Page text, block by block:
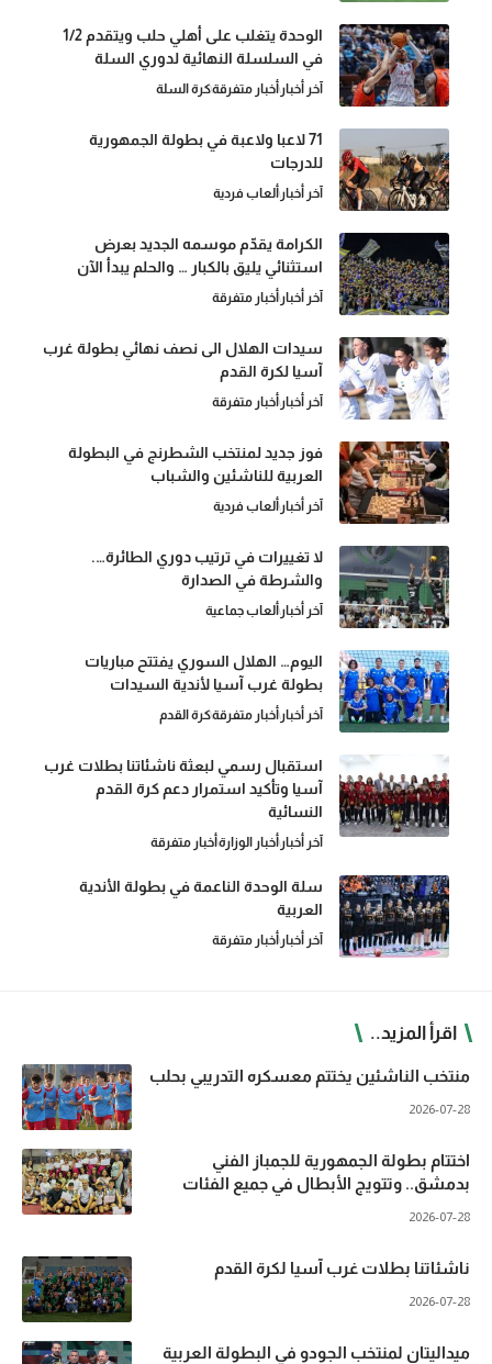
الوحدة يتغلب على أهلي حلب ويتقدم 1/2
في السلسلة النهائية لدوري السلة
آخر أخبارأخبار متفرقةكرة السلة
71 لاعبا ولاعبة في بطولة الجمهورية
للدرجات
آخر أخبارألعاب فردية
الكرامة يقدّم موسمه الجديد بعرض
استثنائي يليق بالكبار … والحلم يبدأ الآن
آخر أخبارأخبار متفرقة
سيدات الهلال الى نصف نهائي بطولة غرب
آسيا لكرة القدم
آخر أخبارأخبار متفرقة
فوز جديد لمنتخب الشطرنج في البطولة
العربية للناشئين والشباب
آخر أخبارألعاب فردية
لا تغييرات في ترتيب دوري الطائرة….
والشرطة في الصدارة
آخر أخبارألعاب جماعية
اليوم… الهلال السوري يفتتح مباريات
بطولة غرب آسيا لأندية السيدات
آخر أخبارأخبار متفرقةكرة القدم
استقبال رسمي لبعثة ناشئاتنا بطلات غرب
آسيا وتأكيد استمرار دعم كرة القدم
النسائية
آخر أخبارأخبار الوزارةأخبار متفرقة
سلة الوحدة الناعمة في بطولة الأندية
العربية
آخر أخبارأخبار متفرقة
اقرأ المزيد..
منتخب الناشئين يختتم معسكره التدريبي بحلب
2026-07-28
اختتام بطولة الجمهورية للجمباز الفني
بدمشق.. وتتويج الأبطال في جميع الفئات
2026-07-28
ناشئاتنا بطلات غرب آسيا لكرة القدم
2026-07-28
ميداليتان لمنتخب الجودو في البطولة العربية